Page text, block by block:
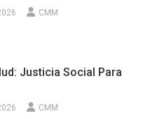
CMM
Justicia Social Para
CMM